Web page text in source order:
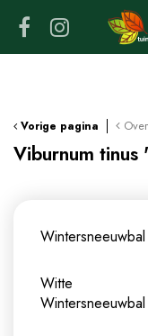
Vorige pagina
Viburnum
Wintersneeuwbal
Witte
Wintersneeuwbal